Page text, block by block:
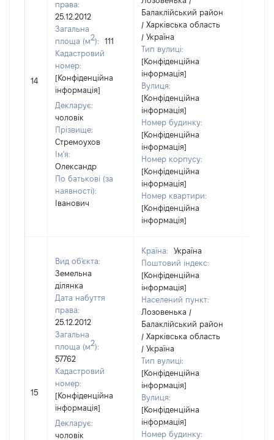
14
права:
25.12.2012
Загальна
площа (м2):
111
Кадастровий
номер:
[Конфіденційна
інформація]
Декларує:
чоловік
Прізвище:
Стремоухов
Ім'я:
Олександр
По батькові (за
наявності):
Іванович
Балаклійський район
/ Харківська область
/ Україна
Тип вулиці:
[Конфіденційна
інформація]
Вулиця:
[Конфіденційна
інформація]
Номер будинку:
[Конфіденційна
інформація]
Номер корпусу:
[Конфіденційна
інформація]
Номер квартири:
[Конфіденційна
інформація]
15
Вид об'єкта:
Земельна
ділянка
Дата набуття
права:
25.12.2012
Загальна
площа (м2):
57762
Кадастровий
номер:
[Конфіденційна
інформація]
Декларує:
чоловік
Країна:
Україна
Поштовий індекс:
[Конфіденційна
інформація]
Населений пункт:
Лозовенька /
Балаклійський район
/ Харківська область
/ Україна
Тип вулиці:
[Конфіденційна
інформація]
Вулиця:
[Конфіденційна
інформація]
Номер будинку: